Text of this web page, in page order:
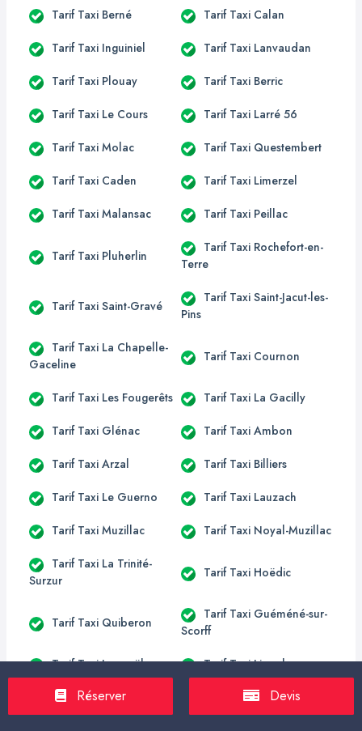
Tarif Taxi Berné Tarif Taxi Calan
Tarif Taxi Inguiniel Tarif Taxi Lanvaudan
Tarif Taxi Plouay Tarif Taxi Berric
Tarif Taxi Le Cours Tarif Taxi Larré 56
Tarif Taxi Molac Tarif Taxi Questembert
Tarif Taxi Caden Tarif Taxi Limerzel
Tarif Taxi Malansac Tarif Taxi Peillac
Tarif Taxi Pluherlin
Tarif Taxi Rochefort-en-
Terre
Tarif Taxi Saint-Gravé
Tarif Taxi Saint-Jacut-les-
Pins
Tarif Taxi La Chapelle-
Gaceline
Tarif Taxi Cournon
Tarif Taxi Les Fougerêts Tarif Taxi La Gacilly
Tarif Taxi Glénac Tarif Taxi Ambon
Tarif Taxi Arzal Tarif Taxi Billiers
Tarif Taxi Le Guerno Tarif Taxi Lauzach
Tarif Taxi Muzillac Tarif Taxi Noyal-Muzillac
Tarif Taxi La Trinité-
Surzur
Tarif Taxi Hoëdic
Tarif Taxi Quiberon
Tarif Taxi Guéméné-sur-
Scorff
Tarif Taxi Langoëlan Tarif Taxi Lignol
Tarif Taxi Locmalo Tarif Taxi Persquen
Réserver Devis